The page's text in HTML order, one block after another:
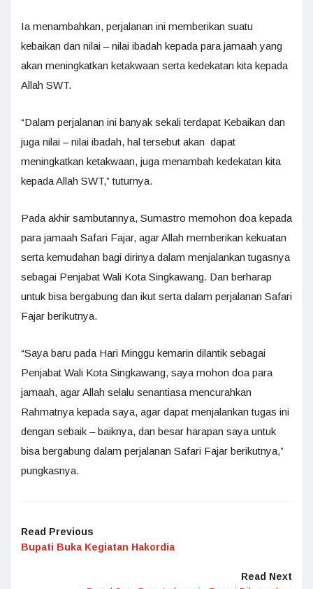
Ia menambahkan, perjalanan ini memberikan suatu
kebaikan dan nilai – nilai ibadah kepada para jamaah yang
akan meningkatkan ketakwaan serta kedekatan kita kepada
Allah SWT.
“Dalam perjalanan ini banyak sekali terdapat Kebaikan dan
juga nilai – nilai ibadah, hal tersebut akan dapat
meningkatkan ketakwaan, juga menambah kedekatan kita
kepada Allah SWT,” tuturnya.
Pada akhir sambutannya, Sumastro memohon doa kepada
para jamaah Safari Fajar, agar Allah memberikan kekuatan
serta kemudahan bagi dirinya dalam menjalankan tugasnya
sebagai Penjabat Wali Kota Singkawang. Dan berharap
untuk bisa bergabung dan ikut serta dalam perjalanan Safari
Fajar berikutnya.
“Saya baru pada Hari Minggu kemarin dilantik sebagai
Penjabat Wali Kota Singkawang, saya mohon doa para
jamaah, agar Allah selalu senantiasa mencurahkan
Rahmatnya kepada saya, agar dapat menjalankan tugas ini
dengan sebaik – baiknya, dan besar harapan saya untuk
bisa bergabung dalam perjalanan Safari Fajar berikutnya,”
pungkasnya.
Read Previous
Bupati Buka Kegiatan Hakordia
Read Next